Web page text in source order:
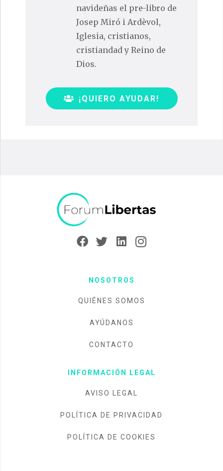
navideñas el pre-libro de
Josep Miró i Ardèvol,
Iglesia, cristianos,
cristiandad y Reino de
Dios.
¡QUIERO AYUDAR!
NOSOTROS
QUIÉNES SOMOS
AYÚDANOS
CONTACTO
INFORMACIÓN LEGAL
AVISO LEGAL
POLÍTICA DE PRIVACIDAD
POLÍTICA DE COOKIES